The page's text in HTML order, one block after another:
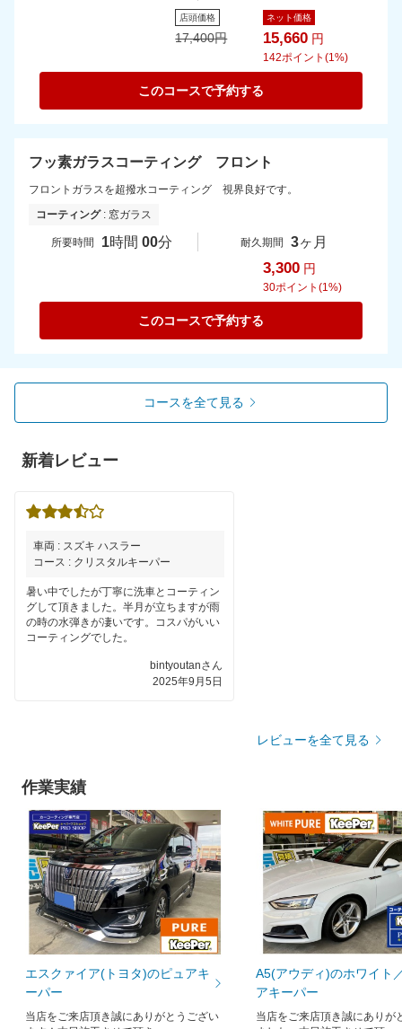
店頭価格
17,400円
ネット価格
15,660 円
142ポイント(1%)
このコースで予約する
フッ素ガラスコーティング フロント
フロントガラスを超撥水コーティング 視界良好です。
コーティング: 窓ガラス
所要時間 1時間 00分 耐久期間 3ヶ月
3,300 円
30ポイント(1%)
このコースで予約する
コースを全て見る
新着レビュー
車両 : スズキ ハスラー
コース : クリスタルキーパー
暑い中でしたが丁寧に洗車とコーティン
グして頂きました。半月が立ちますが雨
の時の水弾きが凄いです。コスパがいい
コーティングでした。
bintyoutanさん
2025年9月5日
レビューを全て見る
作業実績
エスクァイア(トヨタ)のピュアキ
ーパー
当店をご来店頂き誠にありがとうござい
A5(アウディ)のホワイト
アキーパー
当店をご来店頂き誠にありが